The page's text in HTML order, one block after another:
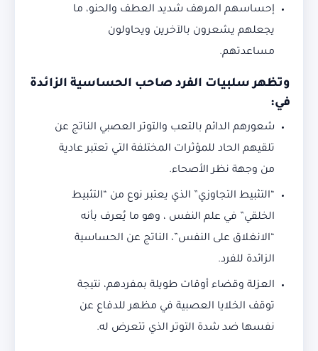
إحساسهم المرهف شديد العطف والحنو، ما
يجعلهم يشعرون بالآخرين ويحاولون
مساعدتهم.
وتظهر سلبيات الفرد صاحب الحساسية الزائدة
في:
شعورهم الدائم بالتعب والتوتر العصبي الناتج عن
تلقيهم الحاد للمؤثرات المختلفة التي تعتبر عادية
من وجهة نظر الأصحاء.
“التثبيط التجاوزي” الذي يعتبر نوع من “التثبيط
الخلقي” في علم النفس ، وهو ما يُعرف بأنه
“الانغلاق على النفس”، الناتج عن الحساسية
الزائدة للفرد.
العزلة وقضاء أوقات طويلة بمفردهم، نتيجة
توقف الخلايا العصبية في مظهر للدفاع عن
نفسها ضد شدة التوتر الذي تتعرض له.